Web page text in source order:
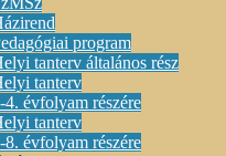
program
tanterv általános rész
tanterv
4. évfolyam részére
tanterv
8. évfolyam részére